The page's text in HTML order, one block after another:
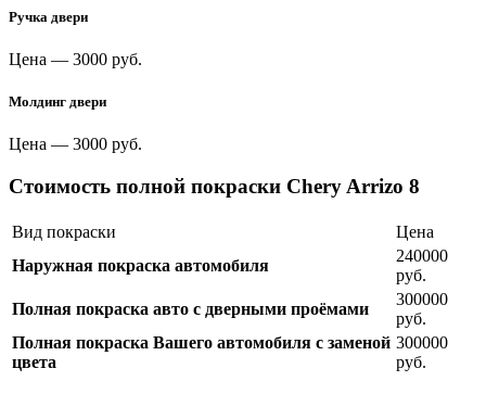
Ручка двери
Цена — 3000 руб.
Молдинг двери
Цена — 3000 руб.
Стоимость полной покраски Chery Arrizo 8
Вид покраски
Цена
Наружная покраска автомобиля
240000
руб.
Полная покраска авто с дверными проёмами
300000
руб.
Полная покраска Вашего автомобиля с заменой
цвета
300000
руб.